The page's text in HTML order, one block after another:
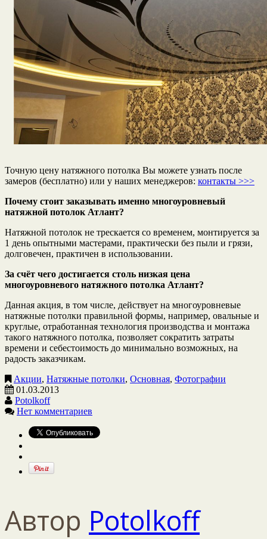
Точную цену натяжного потолка Вы можете узнать после
замеров (бесплатно) или у наших менеджеров: контакты >>>
Почему стоит заказывать именно многоуровневый
натяжной потолок Атлант?
Натяжной потолок не трескается со временем, монтируется за
1 день опытными мастерами, практически без пыли и грязи,
долговечен, практичен в использовании.
За счёт чего достигается столь низкая цена
многоуровневого натяжного потолка Атлант?
Данная акция, в том числе, действует на многоуровневые
натяжные потолки правильной формы, например, овальные и
круглые, отработанная технология производства и монтажа
такого натяжного потолка, позволяет сократить затраты
времени и себестоимость до минимально возможных, на
радость заказчикам.
Акции, Натяжные потолки, Основная, Фотографии
01.03.2013
Potolkoff
Нет комментариев
Автор Potolkoff